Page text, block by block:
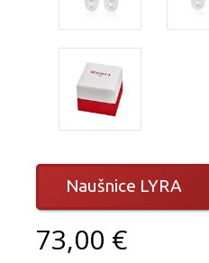
Naušnice LYRA
73,00 €